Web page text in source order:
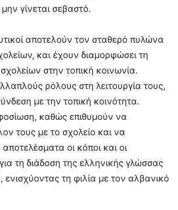
γίνεται σεβαστό.
αποτελούν τον σταθερό πυλώνα
και έχουν διαμορφώσει τη
στην τοπική κοινωνία.
ρόλους στη λειτουργία τους,
με την τοπική κοινότητα.
καθώς επιθυμούν να
τους με το σχολείο και να
οι κόποι και οι
τη διάδοση της ελληνικής γλώσσας
ενισχύοντας τη φιλία με τον αλβανικό